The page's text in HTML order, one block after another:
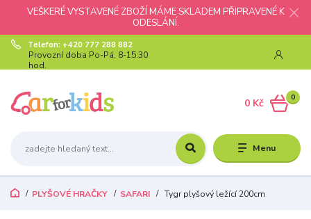
VEŠKERÉ VYSTAVENÉ ZBOŽÍ MÁME SKLADEM PŘIPRAVENÉ K
ODESLÁNÍ.
Menu
Telefon: +420 777 288 882
Provozní doba Po-Pá, 8-15:30
hod.
0
0 Kč
PLYŠOVÉ HRAČKY SAFARI Tygr plyšový ležící 200cm